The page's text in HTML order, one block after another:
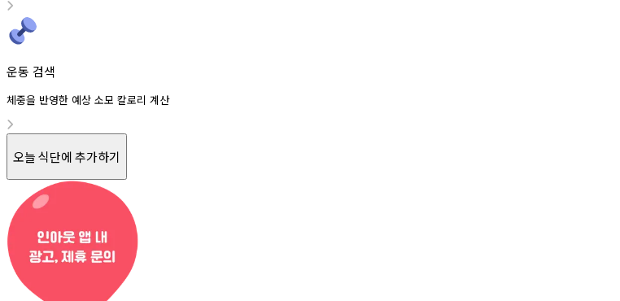
운동 검색
체중을 반영한 예상 소모 칼로리 계산
오늘 식단에 추가하기